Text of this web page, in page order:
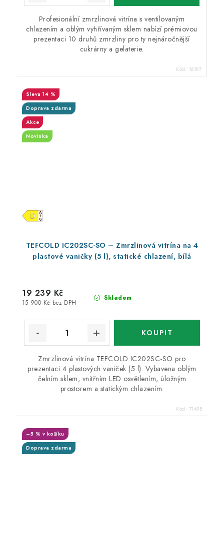
Profesionální zmrzlinová vitrína s ventilovaným
chlazením a oblým vyhřívaným sklem nabízí prémiovou
prezentaci 10 druhů zmrzliny pro ty nejnáročnější
cukrárny a gelaterie.
Kód: 16197
TEFCOLD IC202SC-SO – Zmrzlinová vitrína na 4
plastové vaničky (5 l), statické chlazení, bílá
14 %
Doprava zdarma
Akce
Novinka
Skladem
15 900 Kč bez DPH
19 239 Kč
Zmrzlinová vitrína TEFCOLD IC202SC-SO pro
prezentaci 4 plastových vaniček (5 l). Vybavena oblým
čelním sklem, vnitřním LED osvětlením, úložným
prostorem a statickým chlazením.
Kód: 71495
Doprava zdarma
–5 % v košíku